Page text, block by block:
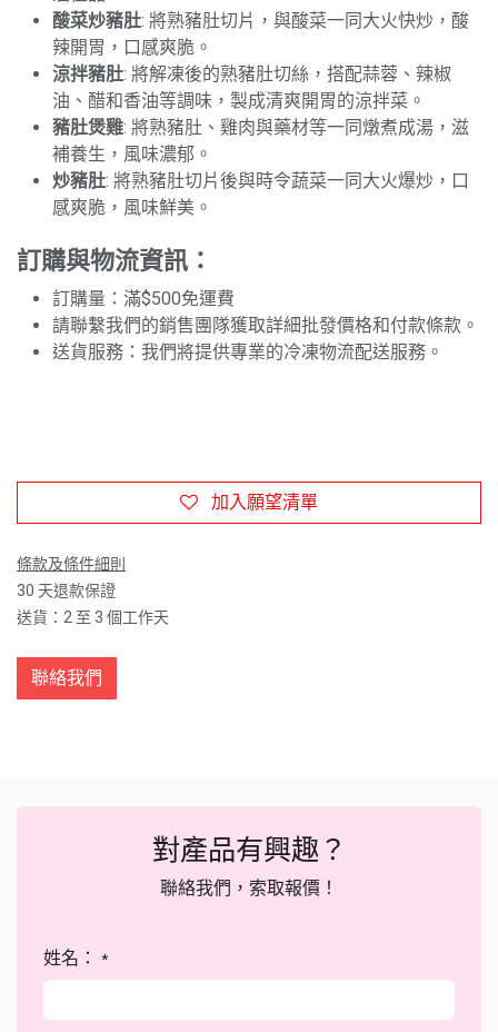
酸菜炒豬肚: 將熟豬肚切片，與酸菜一同大火快炒，酸
辣開胃，口感爽脆。
涼拌豬肚: 將解凍後的熟豬肚切絲，搭配蒜蓉、辣椒
油、醋和香油等調味，製成清爽開胃的涼拌菜。
豬肚煲雞: 將熟豬肚、雞肉與藥材等一同燉煮成湯，滋
補養生，風味濃郁。
炒豬肚: 將熟豬肚切片後與時令蔬菜一同大火爆炒，口
感爽脆，風味鮮美。
訂購與物流資訊：
訂購量：滿$500免運費
請聯繫我們的銷售團隊獲取詳細批發價格和付款條款。
送貨服務：我們將提供專業的冷凍物流配送服務。
加入願望清單
條款及條件細則
30 天退款保證
送貨：2 至 3 個工作天
聯絡我們
對產品有興趣？
聯絡我們，索取報價！
姓名： *